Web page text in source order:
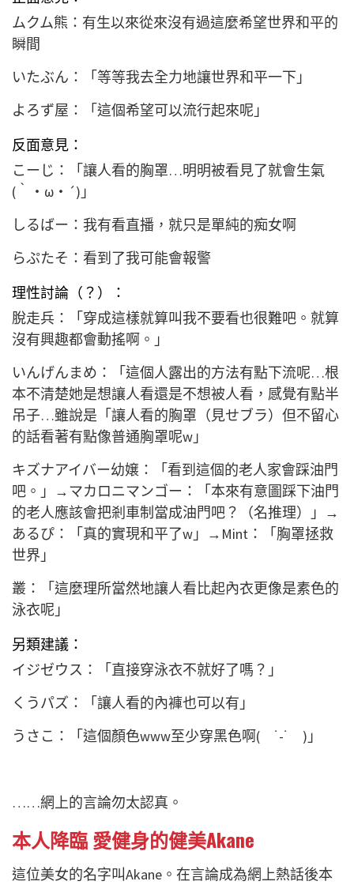
ムクム熊：有生以來從來沒有過這麼希望世界和平的
瞬間
いたぶん：「等等我去全力地讓世界和平一下」
よろず屋：「這個希望可以流行起來呢」
反面意見：
こーじ：「讓人看的胸罩…明明被看見了就會生氣
(｀・ω・´)」
しるばー：我有看直播，就只是單純的痴女啊
らぷたそ：看到了我可能會報警
理性討論（？）：
脫走兵：「穿成這樣就算叫我不要看也很難吧。就算
沒有興趣都會動搖啊。」
いんげんまめ：「這個人露出的方法有點下流呢…根
本不清楚她是想讓人看還是不想被人看，感覺有點半
吊子…雖說是「讓人看的胸罩（見せブラ）但不留心
的話看著有點像普通胸罩呢w」
キズナアイバー幼嬢：「看到這個的老人家會踩油門
吧。」→マカロニマンゴー：「本來有意圖踩下油門
的老人應該會把剎車制當成油門吧？（名推理）」→
あるぴ：「真的實現和平了w」→Mint：「胸罩拯救
世界」
叢：「這麼理所當然地讓人看比起內衣更像是素色的
泳衣呢」
另類建議：
イジゼウス：「直接穿泳衣不就好了嗎？」
くうパズ：「讓人看的內褲也可以有」
うさこ：「這個顏色www至少穿黑色啊( ˙-˙ )」
……網上的言論勿太認真。
本人降臨 愛健身的健美Akane
這位美女的名字叫Akane。在言論成為網上熱話後本